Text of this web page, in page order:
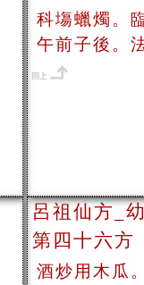
科塲蠟燭。
午前子後。
呂祖仙方_
第四十六方
酒炒用木瓜